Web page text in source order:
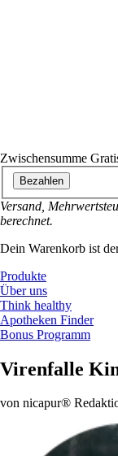
Zwischensumme
Bezahlen
Versand,
berechnet.
Dein Warenkorb ist
Produkte
Über uns
Think healthy
Apotheken Finder
Bonus Programm
Virenfalle
von nicapur®